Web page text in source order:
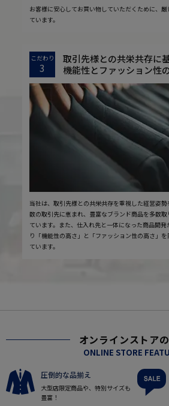
お客様に安心してお買い物していただくために、
ています。
こだわり
3
取引先様との共栄共存に
機能性とファッション性
当社は、取引先様との共栄共存を重視した経営姿
数の取引先に恵まれ、豊富なブランド商品を多数
ています。また、仕入れ先と一体になった商品開
り「機能性の高さ」と「ファッション性の高さ」
ています。
オンラインストア
ONLINE STORE
圧倒的な品揃え
大型店限定商品や、特別サイズも
豊富！